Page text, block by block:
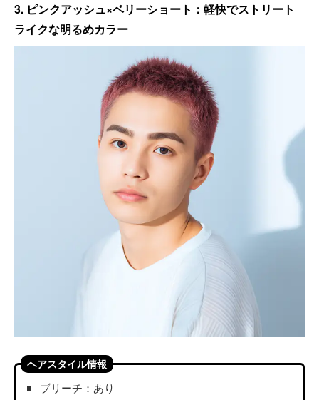
3. ピンクアッシュ×ベリーショート：軽快でストリート
ライクな明るめカラー
ヘアスタイル情報
ブリーチ：あり